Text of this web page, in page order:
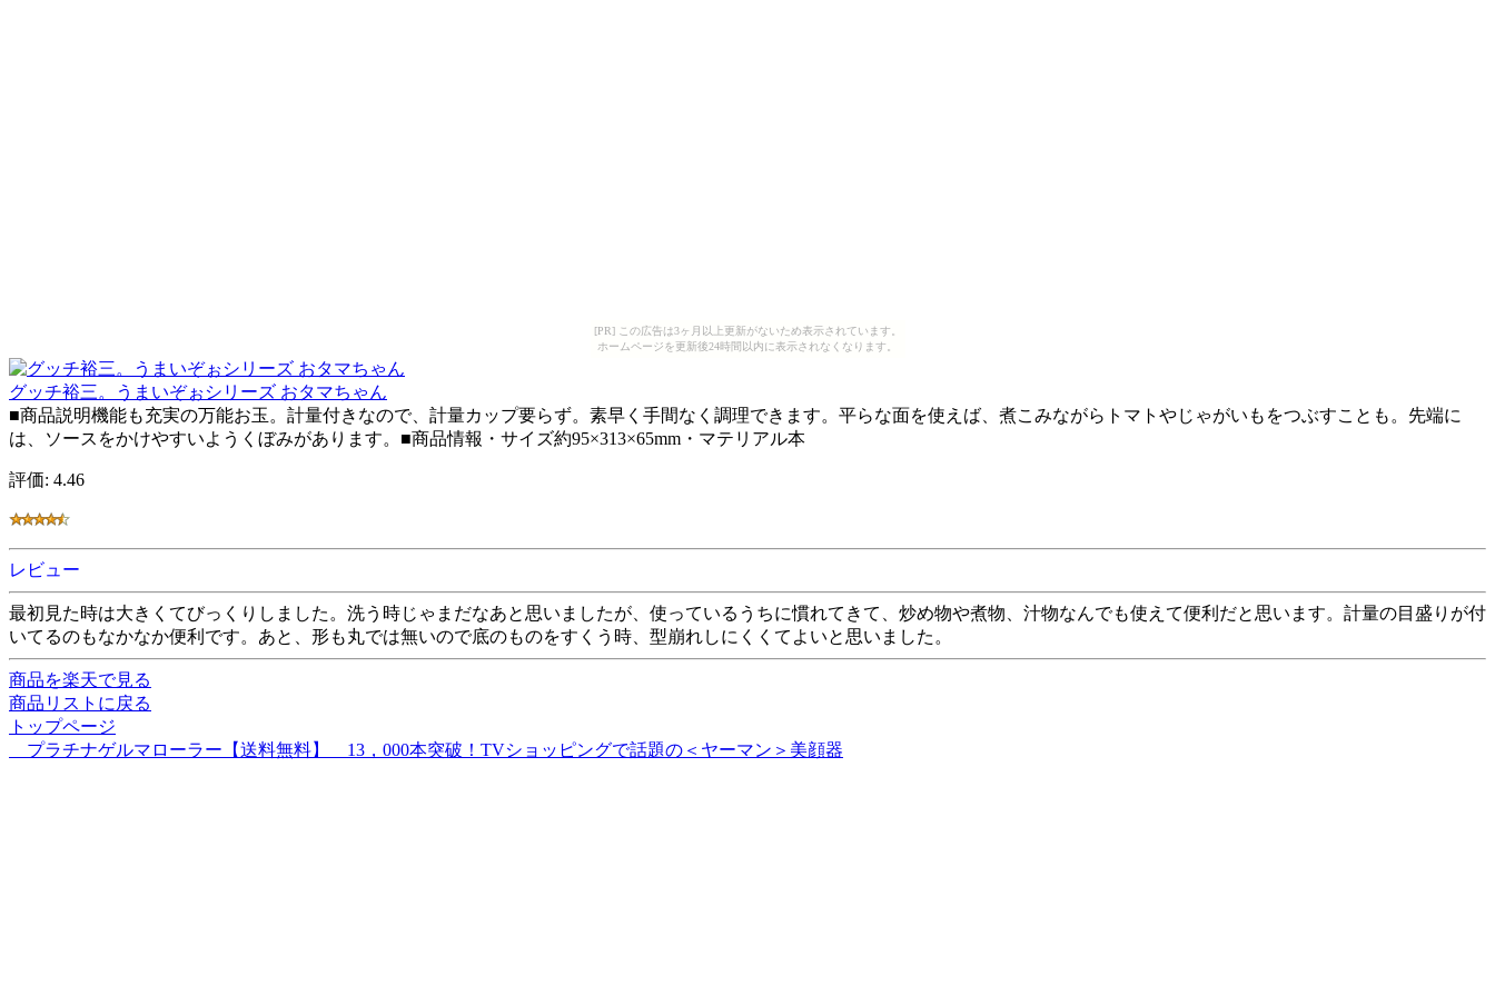
[PR] この広告は3ヶ月以上更新がないため表示されています。
ホームページを更新後24時間以内に表示されなくなります。
グッチ裕三。うまいぞぉシリーズ おタマちゃん
■商品説明機能も充実の万能お玉。計量付きなので、計量カップ要らず。素早く手間なく調理できます。平らな面を使えば、煮こみながらトマトやじゃがいもをつぶすことも。先端に
は、ソースをかけやすいようくぼみがあります。■商品情報・サイズ約95×313×65mm・マテリアル本
評価: 4.46
レビュー
最初見た時は大きくてびっくりしました。洗う時じゃまだなあと思いましたが、使っているうちに慣れてきて、炒め物や煮物、汁物なんでも使えて便利だと思います。計量の目盛りが付
いてるのもなかなか便利です。あと、形も丸では無いので底のものをすくう時、型崩れしにくくてよいと思いました。
商品を楽天で見る
商品リストに戻る
トップページ
プラチナゲルマローラー【送料無料】 13，000本突破！TVショッピングで話題の＜ヤーマン＞美顔器